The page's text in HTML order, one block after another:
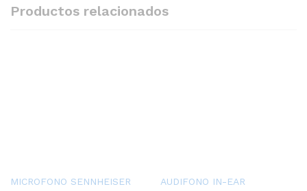
Productos relacionados
MICROFONO SENNHEISER
AUDIFONO IN-EAR